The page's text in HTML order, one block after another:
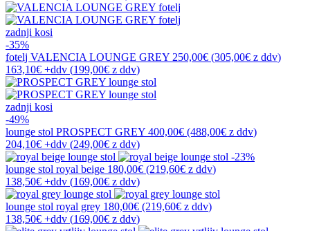
zadnji kosi
-35%
fotelj VALENCIA LOUNGE GREY 250,00€ (305,00€ z ddv)
163,10€ +ddv (199,00€ z ddv)
zadnji kosi
-49%
lounge stol PROSPECT GREY 400,00€ (488,00€ z ddv)
204,10€ +ddv (249,00€ z ddv)
-23%
lounge stol royal beige 180,00€ (219,60€ z ddv)
138,50€ +ddv (169,00€ z ddv)
lounge stol royal grey 180,00€ (219,60€ z ddv)
138,50€ +ddv (169,00€ z ddv)